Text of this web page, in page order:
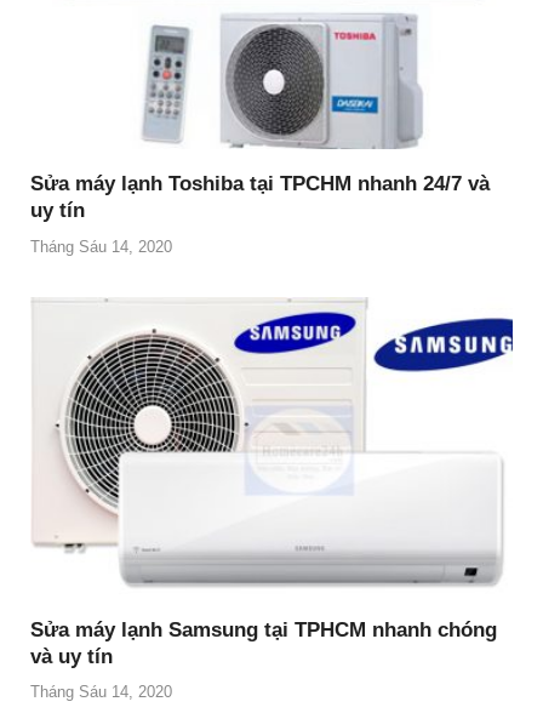
Sửa máy lạnh Toshiba tại TPCHM nhanh 24/7 và
uy tín
Tháng Sáu 14, 2020
Sửa máy lạnh Samsung tại TPHCM nhanh chóng
và uy tín
Tháng Sáu 14, 2020